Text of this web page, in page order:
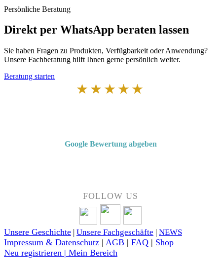
Persönliche Beratung
Direkt per WhatsApp beraten lassen
Sie haben Fragen zu Produkten, Verfügbarkeit oder Anwendung?
Unsere Fachberatung hilft Ihnen gerne persönlich weiter.
Beratung starten
★★★★★
Google Bewertung abgeben
FOLLOW US
Unsere Geschichte Unsere Fachgeschäfte NEWS
Impressum & Datenschutz | AGB | FAQ | Shop
Neu registrieren | Mein Bereich